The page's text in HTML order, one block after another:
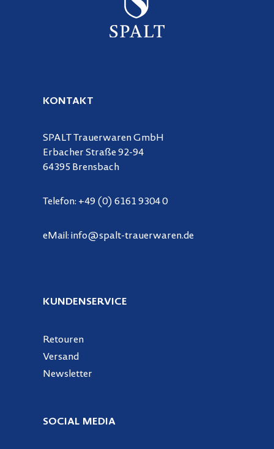
KONTAKT
SPALT Trauerwaren GmbH
Erbacher Straße 92-94
64395 Brensbach
Telefon: +49 (0) 6161 9304 0
eMail: info@spalt-trauerwaren.de
KUNDENSERVICE
Retouren
Versand
Newsletter
SOCIAL MEDIA